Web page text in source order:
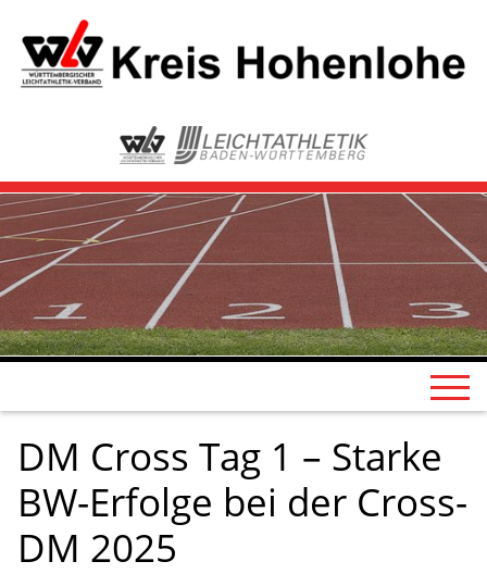
DM Cross Tag 1 – Starke
BW-Erfolge bei der Cross-
DM 2025